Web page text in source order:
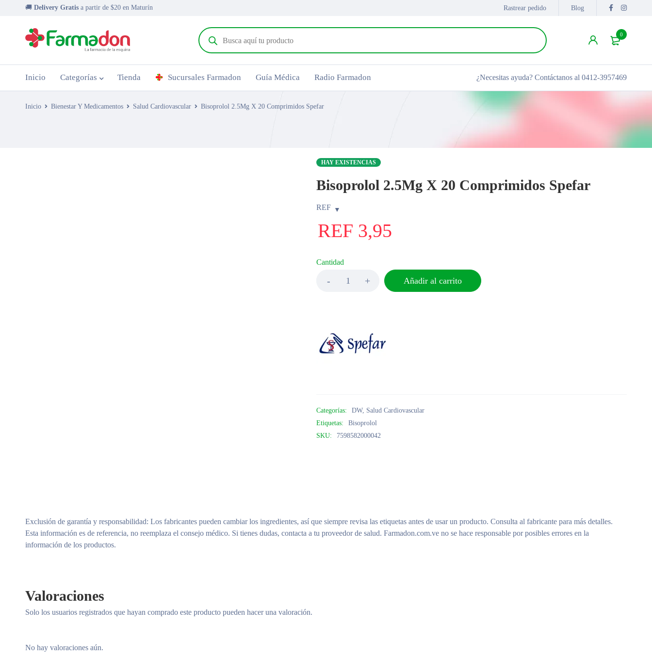
🚚 Delivery Gratis a partir de $20 en Maturín Rastrear pedido Blog
0
Inicio Categorías Tienda Sucursales Farmadon Guía Médica Radio Farmadon ¿Necesitas ayuda? Contáctanos al 0412-3957469
Inicio Bienestar Y Medicamentos Salud Cardiovascular Bisoprolol 2.5Mg X 20 Comprimidos Spefar
HAY EXISTENCIAS
Bisoprolol 2.5Mg X 20 Comprimidos Spefar
REF
REF 3,95
Cantidad
Añadir al carrito
Categorías: DW, Salud Cardiovascular
Etiquetas:
Bisoprolol
SKU:
7598582000042
Exclusión de garantía y responsabilidad: Los fabricantes pueden cambiar los ingredientes, así que siempre revisa las etiquetas antes de usar un producto. Consulta al fabricante para más detalles.
Esta información es de referencia, no reemplaza el consejo médico. Si tienes dudas, contacta a tu proveedor de salud. Farmadon.com.ve no se hace responsable por posibles errores en la
información de los productos.
Valoraciones
No hay valoraciones aún.
Solo los usuarios registrados que hayan comprado este producto pueden hacer una valoración.